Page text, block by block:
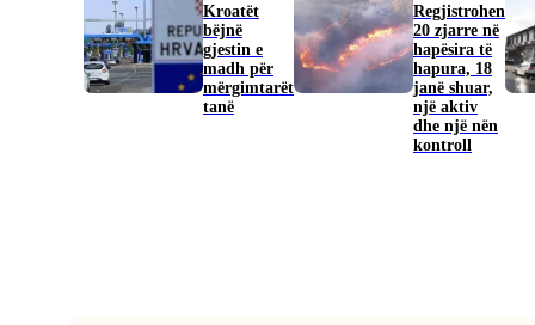
Kroatët
bëjnë
gjestin e
madh për
mërgimtarët
tanë
Regjistrohen
20 zjarre në
hapësira të
hapura, 18
janë shuar,
një aktiv
dhe një nën
kontroll